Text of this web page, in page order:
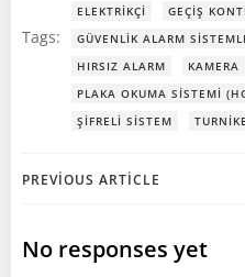
Tags:
ELEKTRIKÇI
GEÇIŞ
GÜVENLIK ALARM
HIRSIZ ALARM
KAMERA
PLAKA OKUMA SISTEMI
ŞIFRELI SISTEM
Post
navigation
PREVIOUS ARTICLE
No responses yet